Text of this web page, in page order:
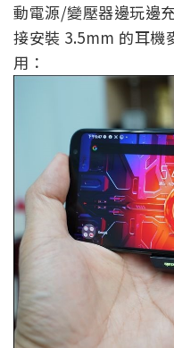
動電源/變壓器邊玩邊
接安裝 3.5mm 的耳機
用：